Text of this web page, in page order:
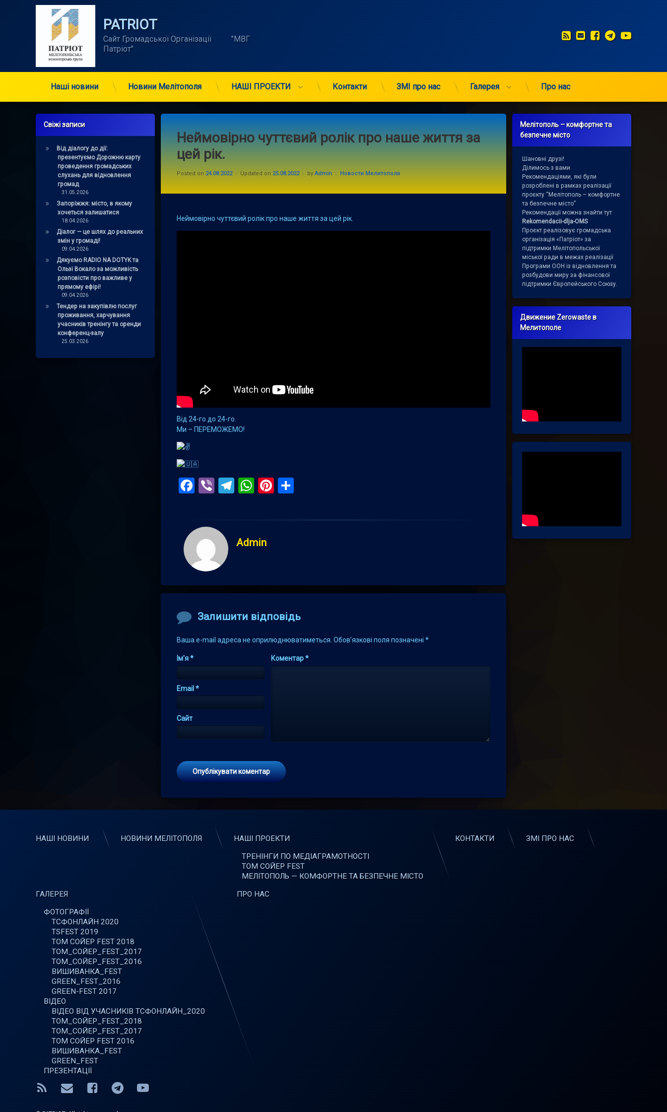
PATRIOT
Сайт Громадської Організації          "МВГ
Патріот"
RSSE-mailFacebook
Telegram
Наші новини Новини Мелітополя НАШІ ПРОЕКТИ Контакти ЗМІ про нас Галерея Про нас
Неймовірно чуттєвий ролік про наше життя за
цей рік.
Posted on 24.08.2022 Updated on 25.08.2022 by Admin Categories:
Новости Мелитополя
Неймовірно чуттєвий ролік про наше життя за цей рік.
Від 24-го до 24-го.
Ми – ПЕРЕМОЖЕМО!
Facebook
ViberTelegram
WhatsApp
Pinterest
Admin
Comments
Залишити відповідь
Ваша e-mail адреса не оприлюднюватиметься. Обов’язкові поля позначені *
Коментар*
Ім'я*
Email *
Сайт
Свіжі записи
Від діалогу до дії:
презентуємо Дорожню карту
проведення громадських
слухань для відновлення
громад
31.05.2026
Запоріжжя: місто, в якому
хочеться залишатися
18.04.2026
Діалог — це шлях до реальних
змін у громаді!
09.04.2026
Дякуємо RADIO NA DOTYK та
Ользі Вокало за можливість
розповісти про важливе у
прямому ефірі!
09.04.2026
Тендер на закупівлю послуг
проживання, харчування
учасників тренінгу та оренди
конференц-залу
25.03.2026
Мелітополь – комфортне та
безпечне місто
Шановні друзі!
Ділимось з вами
Рекомендаціями, які були
розроблені в рамках реалізації
проєкту “Мелітополь – комфортне
та безпечне місто”
Рекомендації можна знайти тут
Rekomendacii-dlja-OMS
Проєкт реалізовує громадська
організація «Патріот» за
підтримки Мелітопольської
міської ради в межах реалізації
Програми ООН із відновлення та
розбудови миру за фінансової
підтримки Європейського Союзу.
Движение Zerowaste в
Мелитополе
НАШІ НОВИНИ НОВИНИ МЕЛІТОПОЛЯ
НАШІ ПРОЕКТИ
ТРЕНІНГИ ПО МЕДІАГРАМОТНОСТІ
ТОМ СОЙЕР FEST
МЕЛІТОПОЛЬ — КОМФОРТНЕ ТА БЕЗПЕЧНЕ МІСТО
КОНТАКТИ ЗМІ ПРО НАС
ГАЛЕРЕЯ
ФОТОГРАФІЇ
ТСФОНЛАЙН 2020
TSFEST 2019
ТОМ СОЙЕР FEST 2018
ТОМ_СОЙЕР_FEST_2017
ТОМ_СОЙЕР_FEST_2016
ВИШИВАНКА_FEST
GREEN_FEST_2016
GREEN-FEST 2017
ВІДЕО
ВІДЕО ВІД УЧАСНИКІВ ТСФОНЛАЙН_2020
ТОМ_СОЙЕР_FEST_2018
ТОМ_СОЙЕР_FEST_2017
ТОМ СОЙЕР FEST 2016
ВИШИВАНКА_FEST
GREEN_FEST
ПРЕЗЕНТАЦІЇ
ПРО НАС
RSS E-mailFacebook
TelegramYouTube